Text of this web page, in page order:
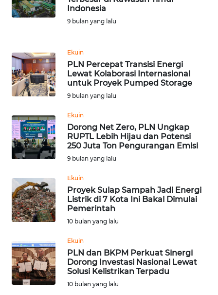
Indonesia
9 bulan yang lalu
Ekuin
PLN Percepat Transisi Energi
Lewat Kolaborasi Internasional
untuk Proyek Pumped Storage
9 bulan yang lalu
Ekuin
Dorong Net Zero, PLN Ungkap
RUPTL Lebih Hijau dan Potensi
250 Juta Ton Pengurangan Emisi
9 bulan yang lalu
Ekuin
Proyek Sulap Sampah Jadi Energi
Listrik di 7 Kota Ini Bakal Dimulai
Pemerintah
10 bulan yang lalu
Ekuin
PLN dan BKPM Perkuat Sinergi
Dorong Investasi Nasional Lewat
Solusi Kelistrikan Terpadu
10 bulan yang lalu
WN
WN
KALSEL
WN
WN
SULSEL
WN
SULUT
MALUKU
WN
MALUT